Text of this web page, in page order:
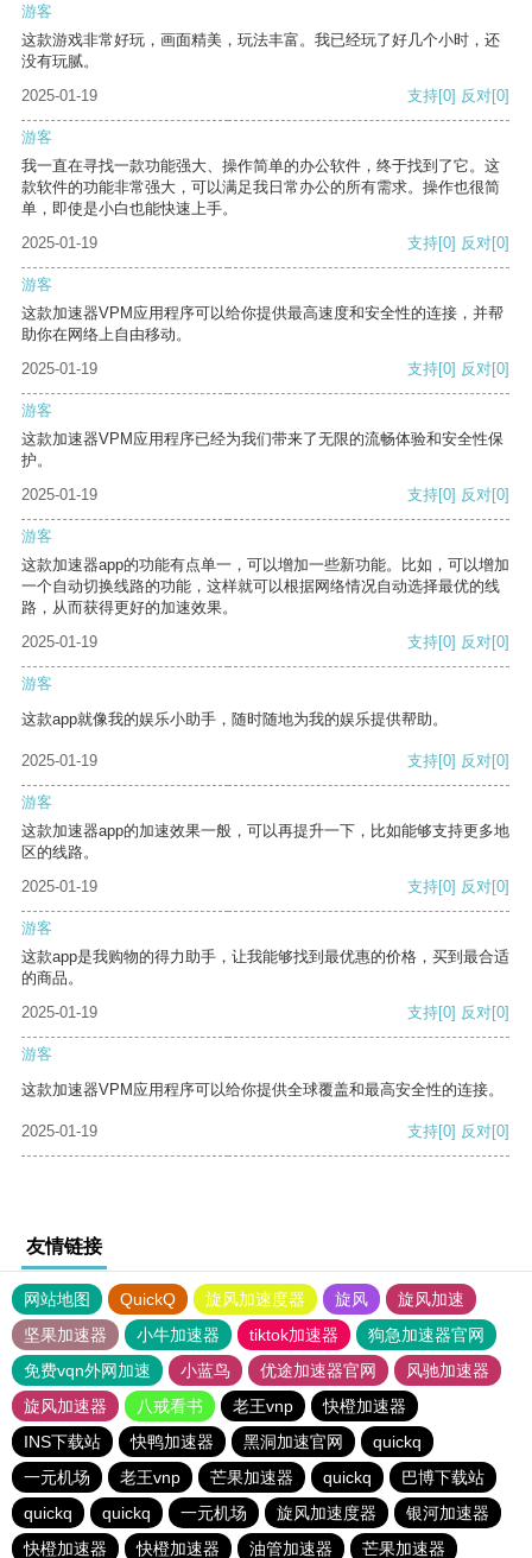
游客
这款游戏非常好玩，画面精美，玩法丰富。我已经玩了好几个小时，还
没有玩腻。
2025-01-19
支持[0] 反对[0]
游客
我一直在寻找一款功能强大、操作简单的办公软件，终于找到了它。这
款软件的功能非常强大，可以满足我日常办公的所有需求。操作也很简
单，即使是小白也能快速上手。
2025-01-19
支持[0] 反对[0]
游客
这款加速器VPM应用程序可以给你提供最高速度和安全性的连接，并帮
助你在网络上自由移动。
2025-01-19
支持[0] 反对[0]
游客
这款加速器VPM应用程序已经为我们带来了无限的流畅体验和安全性保
护。
2025-01-19
支持[0] 反对[0]
游客
这款加速器app的功能有点单一，可以增加一些新功能。比如，可以增加
一个自动切换线路的功能，这样就可以根据网络情况自动选择最优的线
路，从而获得更好的加速效果。
2025-01-19
支持[0] 反对[0]
游客
这款app就像我的娱乐小助手，随时随地为我的娱乐提供帮助。
2025-01-19 支持[0] 反对[0]
游客
这款加速器app的加速效果一般，可以再提升一下，比如能够支持更多地
区的线路。
2025-01-19
支持[0] 反对[0]
游客
这款app是我购物的得力助手，让我能够找到最优惠的价格，买到最合适
的商品。
2025-01-19
支持[0] 反对[0]
游客
这款加速器VPM应用程序可以给你提供全球覆盖和最高安全性的连接。
2025-01-19 支持[0] 反对[0]
友情链接
网站地图 QuickQ 旋风加速度器 旋风
旋风加速
坚果加速器
小牛加速器 tiktok加速器
狗急加速器官网
免费vqn外网加速
小蓝鸟 优途加速器官网
风驰加速器
旋风加速器
八戒看书 老王vnp
快橙加速器
INS下载站
快鸭加速器 黑洞加速官网
quickq
一元机场
老王vnp 芒果加速器 quickq
巴博下载站
quickq
quickq 一元机场 旋风加速度器
银河加速器
快橙加速器
快橙加速器 油管加速器 芒果加速器